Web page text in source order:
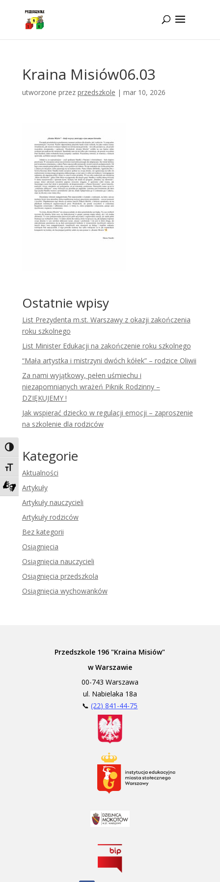
Toggle High Contrast
Toggle Font size
Zadzwoń do tłumacza języka migowego
Kraina Misiów06.03
utworzone przez przedszkole | mar 10, 2026
Ostatnie wpisy
List Prezydenta m.st. Warszawy z okazji zakończenia
roku szkolnego
List Minister Edukacji na zakończenie roku szkolnego
“Mała artystka i mistrzyni dwóch kółek” – rodzice Oliwii
Za nami wyjątkowy, pełen uśmiechu i
niezapomnianych wrażeń Piknik Rodzinny –
DZIĘKUJEMY !
Jak wspierać dziecko w regulacji emocji – zaproszenie
na szkolenie dla rodziców
Kategorie
Aktualności
Artykuły
Artykuły nauczycieli
Artykuły rodziców
Bez kategorii
Osiągnięcia
Osiągnięcia nauczycieli
Osiągnięcia przedszkola
Osiągnięcia wychowanków
Przedszkole 196 "Kraina Misiów"
w Warszawie
00-743 Warszawa
ul. Nabielaka 18a
📞(22) 841-44-75